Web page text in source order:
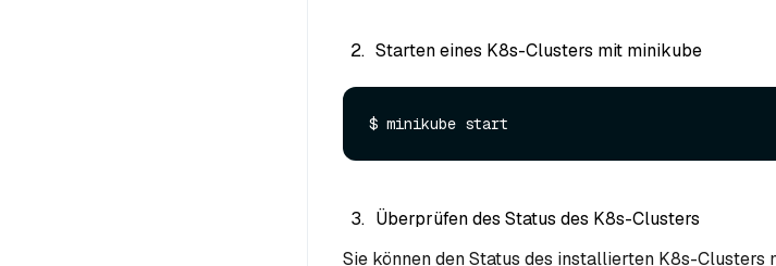
Starten eines K8s-Clusters mit minikube
Überprüfen des Status des K8s-Clusters
Sie können den Status des installierten K8s-Clusters